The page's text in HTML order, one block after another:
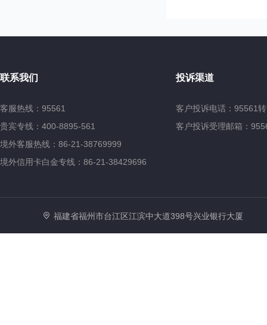
联系我们
客服热线：95561
贵宾专线：400-8895-561
境外客服热线：86-21-38769999
境外信用卡白金专线：86-21-38429696
投诉渠道
客户投诉电话：95561
客户投诉受理邮箱：
福建省福州市台江区江滨中大道398号兴业银行大厦